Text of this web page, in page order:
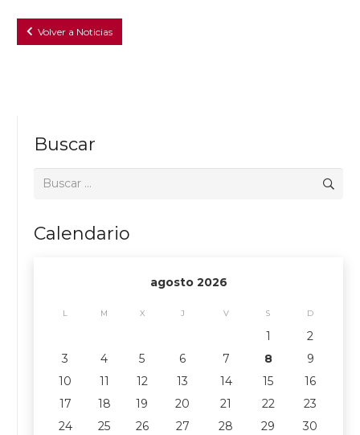
Volver a Noticias
Buscar
Buscar:
Calendario
agosto 2026
L M X J V S D
1
2
3
4 5 6 7 8
9
10
11 12 13 14 15
16
17
18 19 20 21 22
23
24
25 26 27 28 29
30